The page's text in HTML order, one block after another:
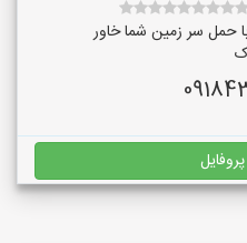
حمل سر زمین شما خاور